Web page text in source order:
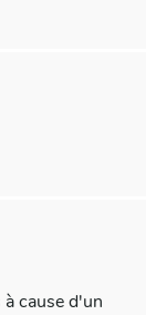
cause d'un